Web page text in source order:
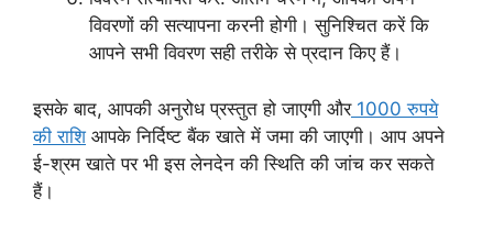
विवरणों की सत्यापना करनी होगी। सुनिश्चित करें कि
आपने सभी विवरण सही तरीके से प्रदान किए हैं।
इसके बाद, आपकी अनुरोध प्रस्तुत हो जाएगी और1000 रुपये
की राशिआपके निर्दिष्ट बैंक खाते में जमा की जाएगी। आप अपने
ई-श्रम खाते पर भी इस लेनदेन की स्थिति की जांच कर सकते
हैं।